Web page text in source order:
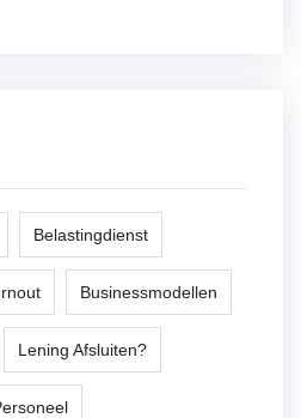
Belastingdienst
Businessmodellen
Lening Afsluiten?